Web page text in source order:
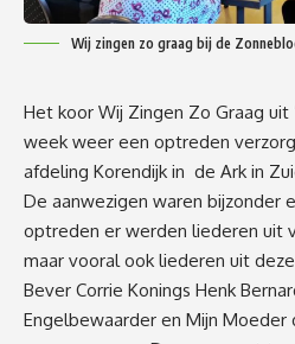
Wij zingen zo graag bij de
Het koor Wij Zingen Zo Graag
week weer een optreden
afdeling Korendijk in de Ark in
De aanwezigen waren bijzonder
optreden er werden liederen uit
maar vooral ook liederen uit
Bever Corrie Konings Henk
Engelbewaarder en Mijn